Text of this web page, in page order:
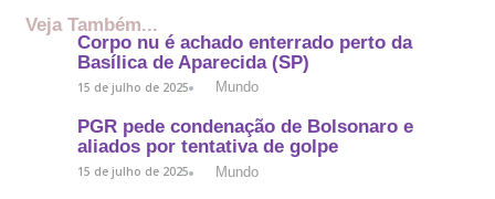
Veja Também...
Corpo nu é achado enterrado perto da
Basílica de Aparecida (SP)
15 de julho de 2025 Mundo
PGR pede condenação de Bolsonaro e
aliados por tentativa de golpe
15 de julho de 2025 Mundo